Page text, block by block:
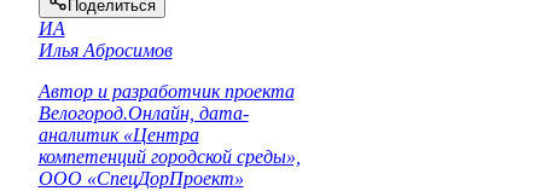
Поделиться
ИА
Илья Абросимов
Автор и разработчик проекта
Велогород.Онлайн, дата-
аналитик «Центра
компетенций городской среды»,
ООО «СпецДорПроект»